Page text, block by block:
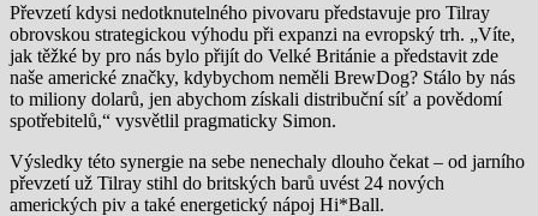
Převzetí kdysi nedotknutelného pivovaru představuje pro Tilray
obrovskou strategickou výhodu při expanzi na evropský trh. „Víte,
jak těžké by pro nás bylo přijít do Velké Británie a představit zde
naše americké značky, kdybychom neměli BrewDog? Stálo by nás
to miliony dolarů, jen abychom získali distribuční síť a povědomí
spotřebitelů,“ vysvětlil pragmaticky Simon.
Výsledky této synergie na sebe nenechaly dlouho čekat – od jarního
převzetí už Tilray stihl do britských barů uvést 24 nových
amerických piv a také energetický nápoj Hi*Ball.